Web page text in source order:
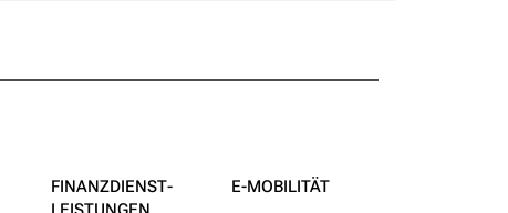
FINANZDIENST­
E-MOBILITÄT